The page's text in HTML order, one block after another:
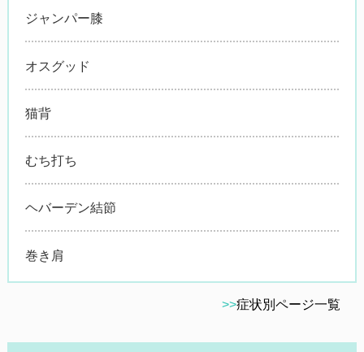
ジャンパー膝
オスグッド
猫背
むち打ち
ヘバーデン結節
巻き肩
>>症状別ページ一覧